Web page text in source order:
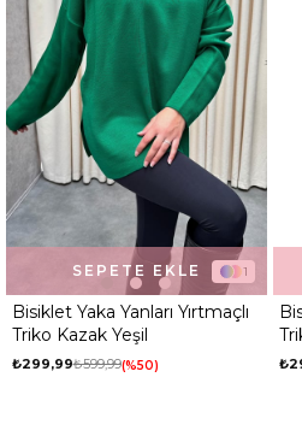
1
Bisiklet Yaka Yanları Yırtmaçlı
Triko Kazak Yeşil
₺299,99₺599,99 %50
SEPETE EKLE